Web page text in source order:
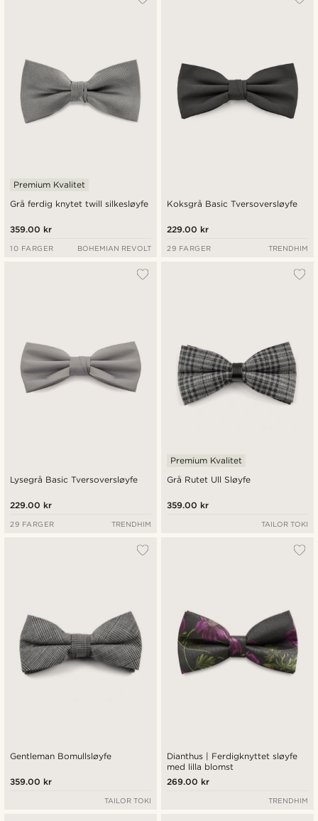
Grå ferdig knytet twill silkesløyfe
Premium Kvalitet
359.00 kr
10 FARGER BOHEMIAN REVOLT
Koksgrå Basic Tversoversløyfe
229.00 kr
29 FARGER TRENDHIM
Lysegrå Basic Tversoversløyfe
229.00 kr
29 FARGER TRENDHIM
Grå Rutet Ull Sløyfe
Premium Kvalitet
359.00 kr
TAILOR TOKI
Gentleman Bomullsløyfe
359.00 kr
TAILOR TOKI
Dianthus | Ferdigknyttet sløyfe
med lilla blomst
269.00 kr
TRENDHIM